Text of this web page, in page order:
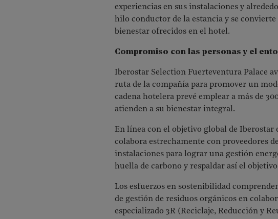
experiencias en sus instalaciones y
hilo conductor de la estancia y se
bienestar ofrecidos en el hotel.
Compromiso con las personas y el
Iberostar Selection Fuerteventura Palace
ruta de la compañía para promover un
cadena hotelera prevé emplear a más de
atienden a su bienestar integral.
En línea con el objetivo global de Iberostar
colabora estrechamente con proveedores
instalaciones para lograr una gestión
huella de carbono y respaldar así el
Los esfuerzos en sostenibilidad
de gestión de residuos orgánicos en
especializado 3R (Reciclaje, Reducción y